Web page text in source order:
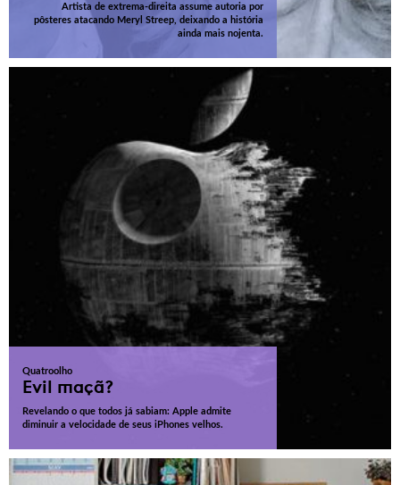
Artista de extrema-direita assume autoria por
pôsteres atacando Meryl Streep, deixando a história
ainda mais nojenta.
Quatroolho
Evil maçã?
Revelando o que todos já sabiam: Apple admite
diminuir a velocidade de seus iPhones velhos.